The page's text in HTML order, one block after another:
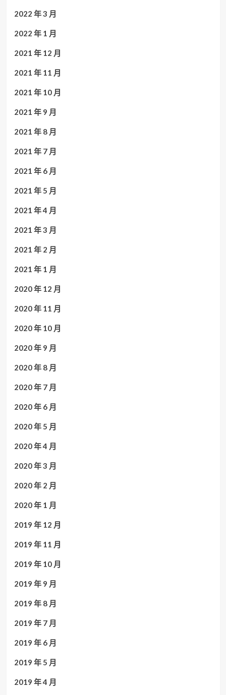
2022 年 3 月
2022 年 1 月
2021 年 12 月
2021 年 11 月
2021 年 10 月
2021 年 9 月
2021 年 8 月
2021 年 7 月
2021 年 6 月
2021 年 5 月
2021 年 4 月
2021 年 3 月
2021 年 2 月
2021 年 1 月
2020 年 12 月
2020 年 11 月
2020 年 10 月
2020 年 9 月
2020 年 8 月
2020 年 7 月
2020 年 6 月
2020 年 5 月
2020 年 4 月
2020 年 3 月
2020 年 2 月
2020 年 1 月
2019 年 12 月
2019 年 11 月
2019 年 10 月
2019 年 9 月
2019 年 8 月
2019 年 7 月
2019 年 6 月
2019 年 5 月
2019 年 4 月